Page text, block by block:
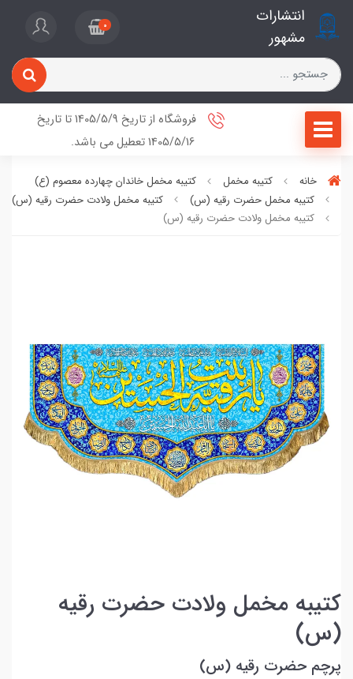
انتشارات
مشهور
0
فروشگاه از تاریخ 1405/5/9 تا تاریخ
1405/5/16 تعطیل می باشد.
خانه کتیبه مخمل
کتیبه مخمل خاندان چهارده معصوم (ع)
کتیبه مخمل حضرت رقیه (س)
کتیبه مخمل ولادت حضرت رقیه (س)
کتیبه مخمل ولادت حضرت رقیه (س)
کتیبه مخمل ولادت حضرت رقیه
(س)
پرچم حضرت رقیه (س)